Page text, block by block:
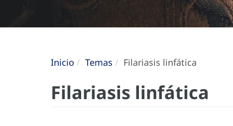
Inicio Temas Filariasis linfática
Filariasis linfática